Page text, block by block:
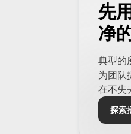
先
净
典型的
为团队
在不失
探索